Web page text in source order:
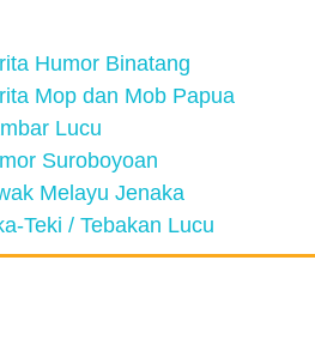
Humor Binatang
Mop dan Mob Papua
Lucu
Suroboyoan
Melayu Jenaka
Teki / Tebakan Lucu